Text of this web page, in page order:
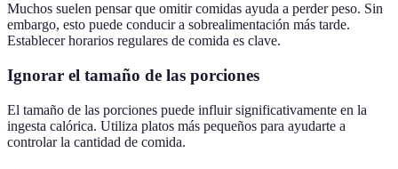
Muchos suelen pensar que omitir comidas ayuda a perder peso. Sin
embargo, esto puede conducir a sobrealimentación más tarde.
Establecer horarios regulares de comida es clave.
Ignorar el tamaño de las porciones
El tamaño de las porciones puede influir significativamente en la
ingesta calórica. Utiliza platos más pequeños para ayudarte a
controlar la cantidad de comida.